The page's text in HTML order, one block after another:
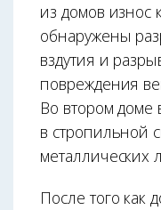
из домов износ
обнаружены
вздутия и
повреждения
Во втором
в стропильной
металлических
После того как